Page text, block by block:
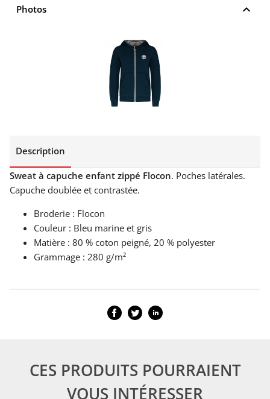
Photos keyboard_arrow_up
Description
Sweat à capuche enfant zippé Flocon. Poches latérales.
Capuche doublée et contrastée.
Broderie : Flocon
Couleur : Bleu marine et gris
Matière : 80 % coton peigné, 20 % polyester
Grammage : 280 g/m²
CES PRODUITS POURRAIENT
VOUS INTÉRESSER